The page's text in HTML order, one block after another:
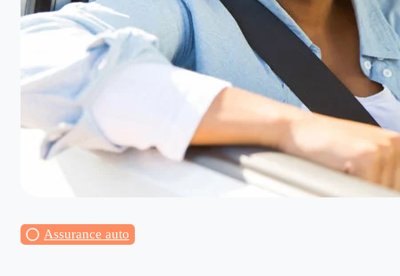
Assurance auto